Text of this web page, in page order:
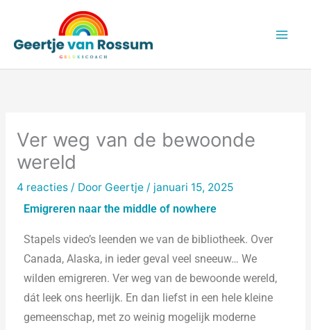
inhoud
Ver weg van de bewoonde
wereld
4 reacties / Door Geertje / januari 15, 2025
Emigreren naar the middle of nowhere
Stapels video’s leenden we van de bibliotheek. Over
Canada, Alaska, in ieder geval veel sneeuw… We
wilden emigreren. Ver weg van de bewoonde wereld,
dát leek ons heerlijk. En dan liefst in een hele kleine
gemeenschap, met zo weinig mogelijk moderne